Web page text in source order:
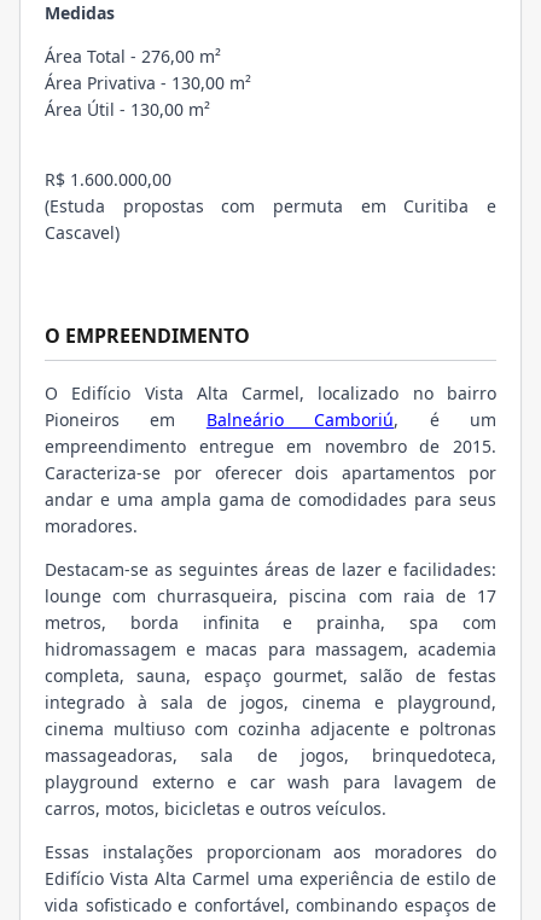
Medidas
Área Total - 276,00 m²
Área Privativa - 130,00 m²
Área Útil - 130,00 m²
R$ 1.600.000,00
(Estuda propostas com permuta em Curitiba e
Cascavel)
O EMPREENDIMENTO
O Edifício Vista Alta Carmel, localizado no bairro
Pioneiros em Balneário Camboriú, é um
empreendimento entregue em novembro de 2015.
Caracteriza-se por oferecer dois apartamentos por
andar e uma ampla gama de comodidades para seus
moradores.
Destacam-se as seguintes áreas de lazer e facilidades:
lounge com churrasqueira, piscina com raia de 17
metros, borda infinita e prainha, spa com
hidromassagem e macas para massagem, academia
completa, sauna, espaço gourmet, salão de festas
integrado à sala de jogos, cinema e playground,
cinema multiuso com cozinha adjacente e poltronas
massageadoras, sala de jogos, brinquedoteca,
playground externo e car wash para lavagem de
carros, motos, bicicletas e outros veículos.
Essas instalações proporcionam aos moradores do
Edifício Vista Alta Carmel uma experiência de estilo de
vida sofisticado e confortável, combinando espaços de